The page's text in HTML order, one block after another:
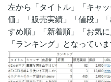
左から「タイトル」「キャ
価」「販売実績」「値段」
すめ順」「新着順」「お気
「ランキング」となっていま